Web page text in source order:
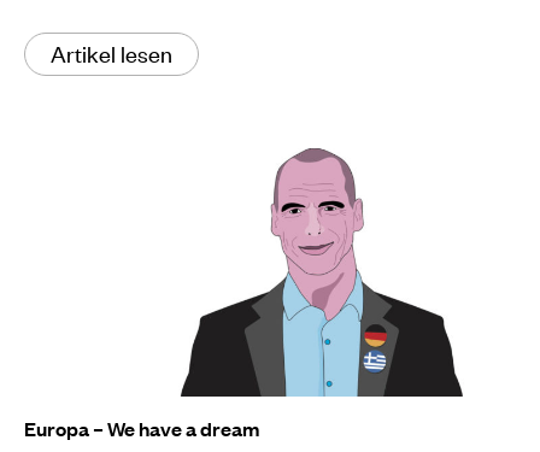
Artikel lesen
Europa – We have a dream